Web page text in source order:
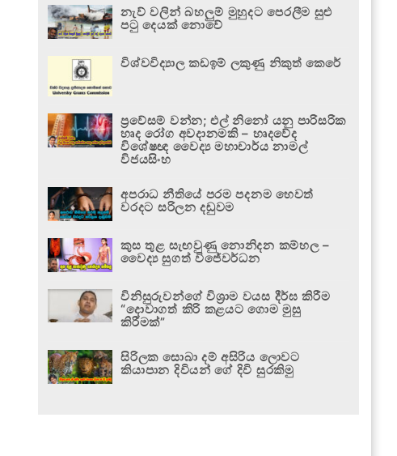
නැව් වලින් බහලුම් මුහුදට පෙරලීම සුළු
පටු දෙයක් නොවේ
විශ්වවිද්‍යාල කඩඉම් ලකුණු නිකුත් කෙරේ
ප්‍රවේසම් වන්න; එල් නිනෝ යනු පාරිසරික
හෘද රෝග අවදානමකි – හෘදවේද
විශේෂඥ වෛද්‍ය මහාචාර්ය නාමල්
විජයසිංහ
අපරාධ නීතියේ පරම පදනම හෙවත්
වරදට සරිලන දඬුවම
කුස තුළ සැඟවුණු නොනිදන කම්හල –
වෛද්‍ය සුගත් විජේවර්ධන
විනිසුරුවන්ගේ විශ්‍රාම වයස දීර්ඝ කිරීම
“දොවාගත් කිරි කළයට ගොම මුසු
කිරීමක්”
සිරිලක සොබා දම් අසිරිය ලොවට
කියාපාන දිවියන් ගේ දිවි සුරකිමු